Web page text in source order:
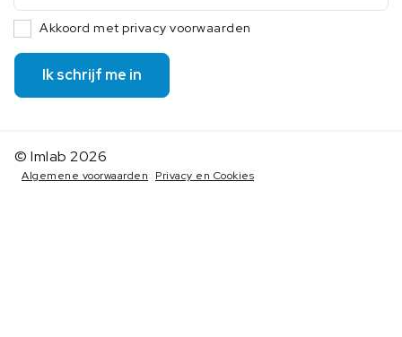
Akkoord met privacy voorwaarden
Ik schrijf me in
© Imlab 2026
Algemene voorwaarden Privacy en Cookies